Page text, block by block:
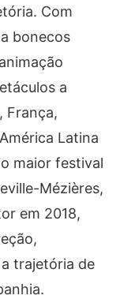
Com
bonecos
a
França,
Latina
maior festival
Mézières,
em 2018,
trajetória de